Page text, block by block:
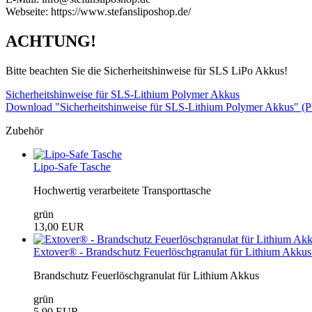
Webseite: https://www.stefansliposhop.de/
ACHTUNG!
Bitte beachten Sie die Sicherheitshinweise für SLS LiPo Akkus!
Sicherheitshinweise für SLS-Lithium Polymer Akkus
Download "Sicherheitshinweise für SLS-Lithium Polymer Akkus"
Zubehör
Lipo-Safe Tasche
Hochwertig verarbeitete Transporttasche
grün
13,00 EUR
Extover® - Brandschutz Feuerlöschgranulat für Lithium
Brandschutz Feuerlöschgranulat für Lithium Akkus
grün